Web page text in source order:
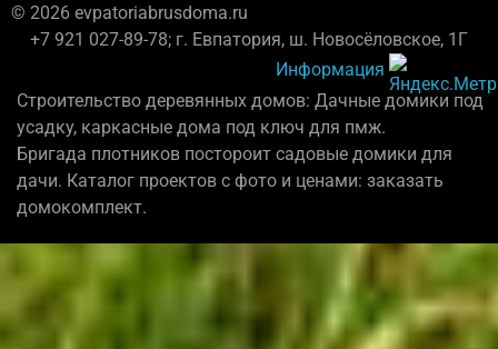
© 2026 evpatoriabrusdoma.ru
+7 921 027-89-78; г. Евпатория, ш. Новосёловское, 1Г
Информация
Строительство деревянных домов: Дачные домики под
усадку, каркасные дома под ключ для пмж.
Бригада плотников постороит садовые домики для
дачи. Каталог проектов с фото и ценами: заказать
домокомплект.